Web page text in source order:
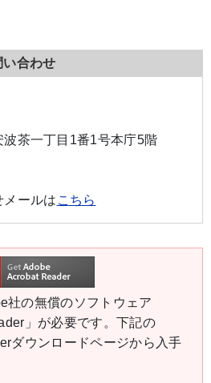
い合わせ
波茶一丁目1番1号本庁5階
メールは こちら
社の無償のソフトウェア
」が必要です。下記の
ダウンロードページから入手